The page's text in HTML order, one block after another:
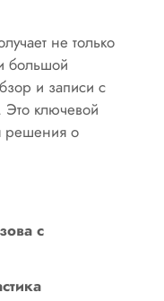
не только
большой
и записи с
Это ключевой
решения о
с